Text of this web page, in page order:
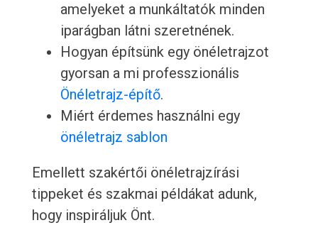
amelyeket a munkáltatók minden
iparágban látni szeretnének.
Hogyan építsünk egy önéletrajzot
gyorsan a mi professzionális
Önéletrajz-építő.
Miért érdemes használni egy
önéletrajz sablon
Emellett szakértői önéletrajzírási
tippeket és szakmai példákat adunk,
hogy inspiráljuk Önt.